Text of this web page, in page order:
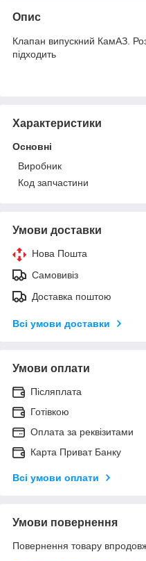
Опис
Клапан випускний КамАЗ.
підходить
Характеристики
Основні
Виробник
Код запчастини
Умови доставки
Нова Пошта
Самовивіз
Доставка поштою
Всі умови доставки
Умови оплати
Післяплата
Готівкою
Оплата за реквізитами
Карта Приват Банку
Всі умови оплати
Умови повернення
Повернення товару